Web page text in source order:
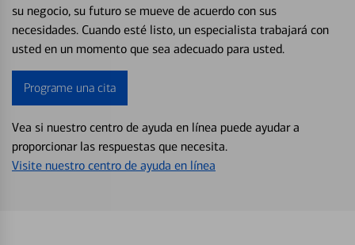
su negocio, su futuro se mueve de acuerdo con sus
necesidades. Cuando esté listo, un especialista trabajará con
usted en un momento que sea adecuado para usted.
Programe una cita
Vea si nuestro centro de ayuda en línea puede ayudar a
proporcionar las respuestas que necesita.
Visite nuestro centro de ayuda en línea